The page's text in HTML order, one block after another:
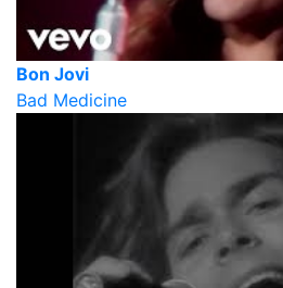
Bon Jovi
Bad Medicine